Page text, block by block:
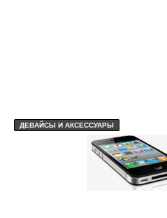
ДЕВАЙСЫ И АКСЕССУАРЫ